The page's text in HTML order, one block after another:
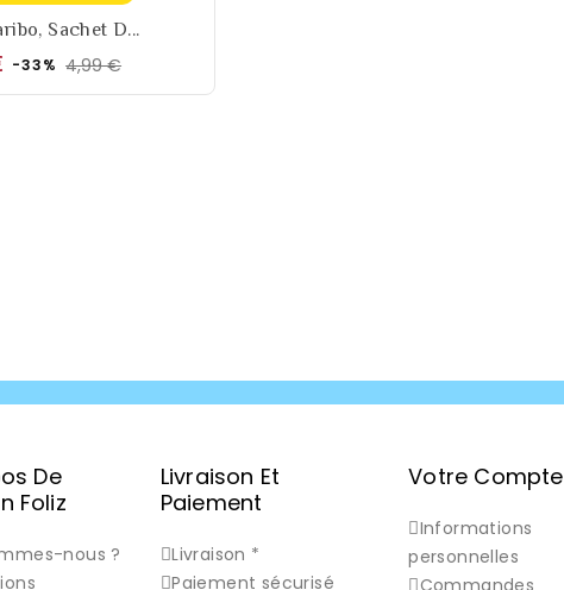
Sachet D...
Prix
-33% 4,99 €Prix
De
Foliz
nous ?
Livraison Et
Paiement
Livraison *
Paiement sécurisé
Votre Compte
Informations
personnelles
Commandes